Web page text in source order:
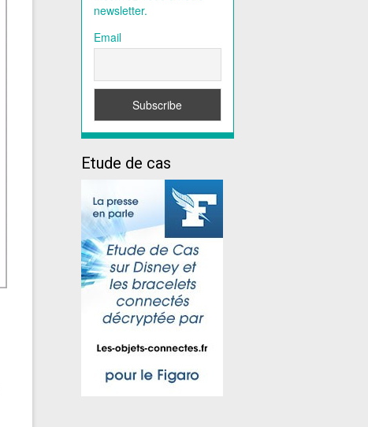
newsletter.
Email
Etude de cas